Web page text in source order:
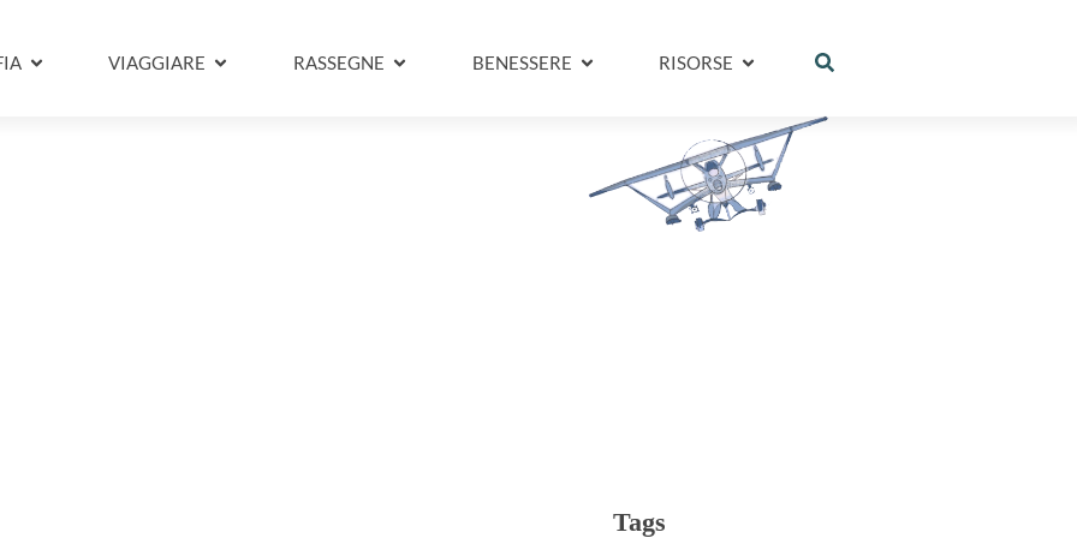
VIAGGIARE RASSEGNE BENESSERE RISORSE
Tags